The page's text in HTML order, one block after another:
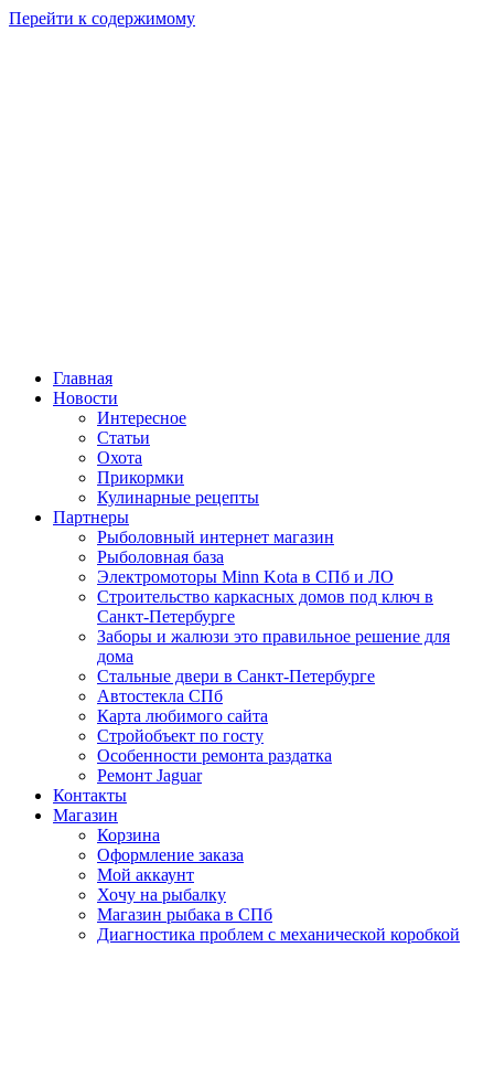
Перейти к содержимому
Главная
Новости
Интересное
Статьи
Охота
Прикормки
Кулинарные рецепты
Партнеры
Рыболовный интернет магазин
Рыболовная база
Электромоторы Minn Kota в СПб и ЛО
Строительство каркасных домов под ключ в
Санкт-Петербурге
Заборы и жалюзи это правильное решение для
дома
Стальные двери в Санкт-Петербурге
Автостекла СПб
Карта любимого сайта
Стройобъект по госту
Особенности ремонта раздатка
Ремонт Jaguar
Контакты
Магазин
Корзина
Оформление заказа
Мой аккаунт
Хочу на рыбалку
Магазин рыбака в СПб
Диагностика проблем с механической коробкой